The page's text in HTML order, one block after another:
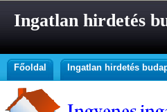
Ingatlan hirdetés
Főoldal Ingatlan hirdetés